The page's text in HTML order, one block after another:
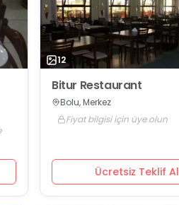
12
Bitur Restaurant
Bolu, Merkez
Fiyat bilgisi için üye olun
Ücretsiz Teklif Al